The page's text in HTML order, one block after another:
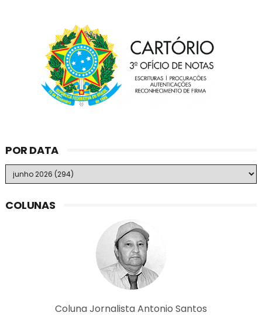
POR DATA
COLUNAS
Coluna Jornalista Antonio Santos